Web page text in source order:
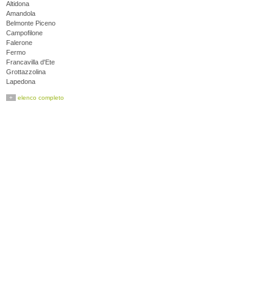
Altidona
Amandola
Belmonte Piceno
Campofilone
Falerone
Fermo
Francavilla d'Ete
Grottazzolina
Lapedona
Massa Fermana
+ elenco completo